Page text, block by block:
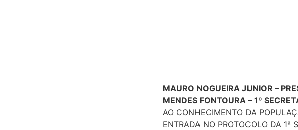
MAURO NOGUEIRA JUNIOR –
MENDES FONTOURA – 1º
AO CONHECIMENTO DA
ENTRADA NO PROTOCOLO DA 1ª